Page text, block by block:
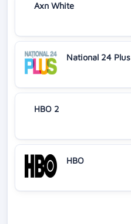
Axn White
National 24 Plus
HBO 2
HBO